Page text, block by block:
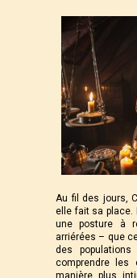
Au fil des jours,
elle fait sa place.
une posture à
arriérées – que
des
comprendre les
manière plus